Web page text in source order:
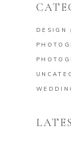
DESIGN